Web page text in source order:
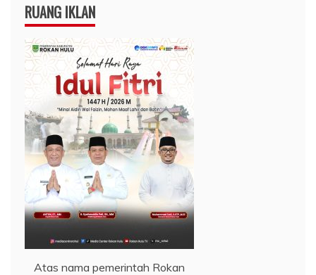
RUANG IKLAN
Atas nama pemerintah Rokan